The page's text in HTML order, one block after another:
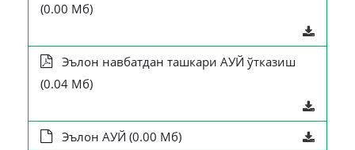
(0.00 Мб)
Эълон навбатдан ташкари АУЙ ўтказиш
(0.04 Мб)
Эълон АУЙ (0.00 Мб)